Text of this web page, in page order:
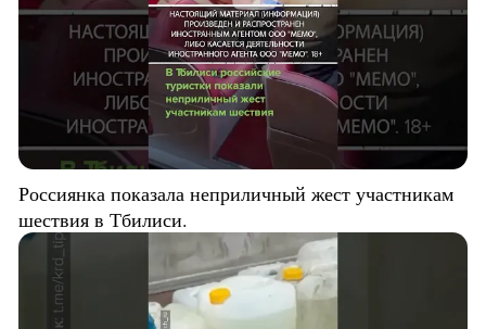
Россиянка показала неприличный жест участникам
шествия в Тбилиси.